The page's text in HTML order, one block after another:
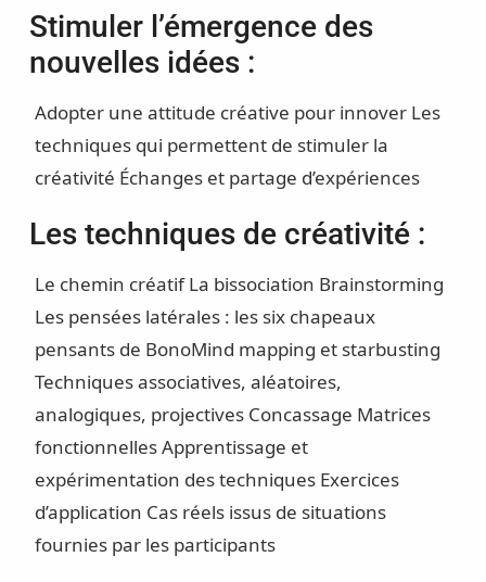
Stimuler l’émergence des
nouvelles idées :
Adopter une attitude créative pour innover Les
techniques qui permettent de stimuler la
créativité Échanges et partage d’expériences
Les techniques de créativité :
Le chemin créatifLa bissociation Brainstorming
Les pensées latérales : les six chapeaux
pensants de BonoMind mapping et starbusting
Techniques associatives, aléatoires,
analogiques, projectives Concassage Matrices
fonctionnellesApprentissage et
expérimentation des techniques Exercices
d’application Cas réels issus de situations
fournies par les participants